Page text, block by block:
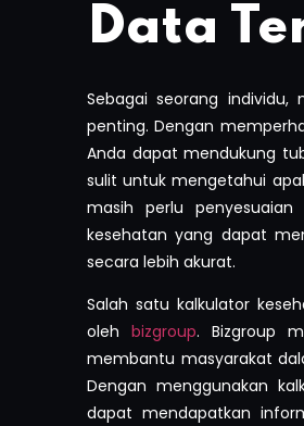
Data
Sebagai seorang
penting. Dengan
Anda dapat mendukung
sulit untuk mengetahui
masih perlu
kesehatan yang dapat
secara lebih akurat.
Salah satu kalkulator
oleh bizgroup. Bizgroup
membantu masyarakat
Dengan menggunakan
dapat mendapatkan